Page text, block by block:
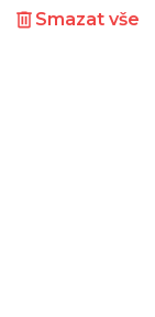
Smazat vše